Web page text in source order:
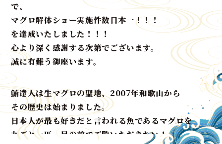
で、
マグロ解体ショー実施件数日本一！！！
を達成いたしました！！！
心より深く感謝する次第でございます。
誠に有難う御座います。
鮪達人は生マグロの聖地、2007年和歌山から
その歴史は始まりました。
日本人が最も好きだと言われる魚であるマグロを
丸ごと一匹、目の前でご覧いただきたい！